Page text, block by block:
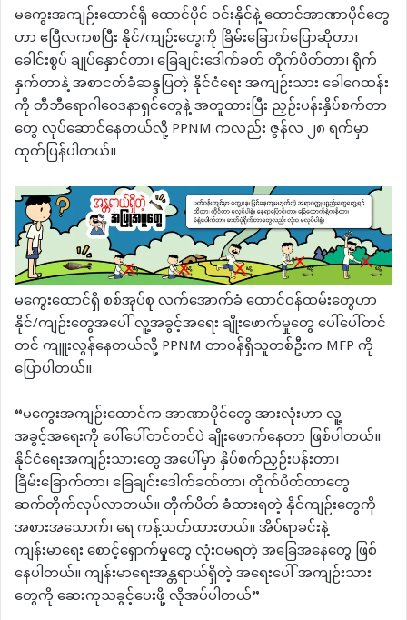
မကွေးအကျဉ်းထောင်ရှိ ထောင်ပိုင် ဝင်းနိုင်နဲ့ ထောင်အာဏာပိုင်တွေ
ဟာ ဧပြီလကစပြီး နိုင်/ကျဉ်းတွေကို ခြိမ်းခြောက်ပြောဆိုတာ၊
ခေါင်းစွပ် ချုပ်နှောင်တာ၊ ခြေချင်းဒေါက်ခတ် တိုက်ပိတ်တာ၊ ရိုက်
နှက်တာနဲ့ အစာငတ်ခံဆန္ဒပြတဲ့ နိုင်ငံရေး အကျဉ်းသား ခေါဂေထန်း
ကို တီဘီရောဂါဝေဒနာရှင်တွေနဲ့ အတူထားပြီး ညှဉ်းပန်းနှိပ်စက်တာ
တွေ လုပ်ဆောင်နေတယ်လို့ PPNM ကလည်း ဇွန်လ ၂၈ ရက်မှာ
ထုတ်ပြန်ပါတယ်။
မကွေးထောင်ရှိ စစ်အုပ်စု လက်အောက်ခံ ထောင်ဝန်ထမ်းတွေဟာ
နိုင်/ကျဉ်းတွေအပေါ် လူ့အခွင့်အရေး ချိုးဖောက်မှုတွေ ပေါ်ပေါ်တင်
တင် ကျူးလွန်နေတယ်လို့ PPNM တာဝန်ရှိသူတစ်ဦးက MFP ကို
ပြောပါတယ်။
“မကွေးအကျဉ်းထောင်က အာဏာပိုင်တွေ အားလုံးဟာ လူ့
အခွင့်အရေးကို ပေါ်ပေါ်တင်တင်ပဲ ချိုးဖောက်နေတာ ဖြစ်ပါတယ်။
နိုင်ငံရေးအကျဉ်းသားတွေ အပေါ်မှာ နှိပ်စက်ညှဉ်းပန်းတာ၊
ခြိမ်းခြောက်တာ၊ ခြေချင်းဒေါက်ခတ်တာ၊ တိုက်ပိတ်တာတွေ
ဆက်တိုက်လုပ်လာတယ်။ တိုက်ပိတ် ခံထားရတဲ့ နိုင်ကျဉ်းတွေကို
အစားအသောက်၊ ရေ ကန့်သတ်ထားတယ်။ အိပ်ရာခင်းနဲ့
ကျန်းမာရေး စောင့်ရှောက်မှုတွေ လုံးဝမရတဲ့ အခြေအနေတွေ ဖြစ်
နေပါတယ်။ ကျန်းမာရေးအန္တရာယ်ရှိတဲ့ အရေးပေါ် အကျဉ်းသား
တွေကို ဆေးကုသခွင့်ပေးဖို့ လိုအပ်ပါတယ်”